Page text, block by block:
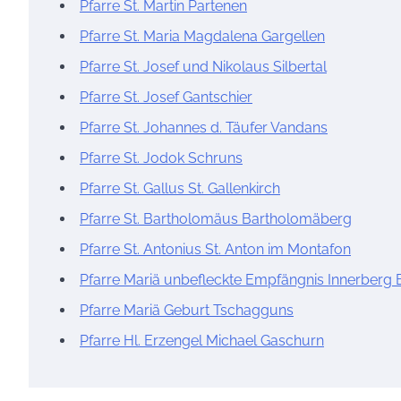
Pfarre St. Martin Partenen
Pfarre St. Maria Magdalena Gargellen
Pfarre St. Josef und Nikolaus Silbertal
Pfarre St. Josef Gantschier
Pfarre St. Johannes d. Täufer Vandans
Pfarre St. Jodok Schruns
Pfarre St. Gallus St. Gallenkirch
Pfarre St. Bartholomäus Bartholomäberg
Pfarre St. Antonius St. Anton im Montafon
Pfarre Mariä unbefleckte Empfängnis Innerberg
Pfarre Mariä Geburt Tschagguns
Pfarre Hl. Erzengel Michael Gaschurn